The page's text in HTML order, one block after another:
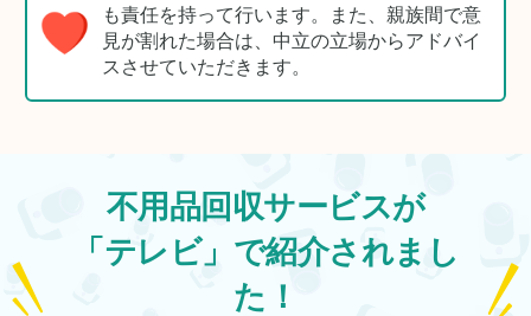
も責任を持って行います。また、親族間で意
見が割れた場合は、中立の立場からアドバイ
スさせていただきます。
不用品回収サービスが
「テレビ」で紹介されまし
た！